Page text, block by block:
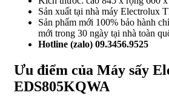
Sản xuất tại nhà máy Electrolux
Sản phẩm mới 100% bảo hành
mới trong 30 ngày tại nhà toàn
Hotline (zalo) 09.3456.9525
Ưu điểm của Máy sấy
EDS805KQWA